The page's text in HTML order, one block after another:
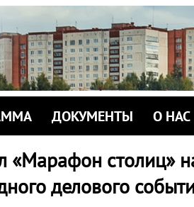
ДОКУМЕНТЫ О НАС
«Марафон столиц»
делового